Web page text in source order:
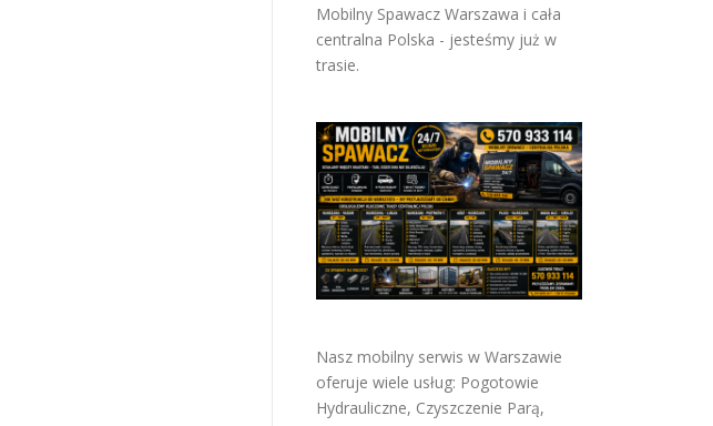
Mobilny Spawacz Warszawa i cała
centralna Polska - jesteśmy już w
trasie.
Nasz mobilny serwis w Warszawie
oferuje wiele usług: Pogotowie
Hydrauliczne, Czyszczenie Parą,